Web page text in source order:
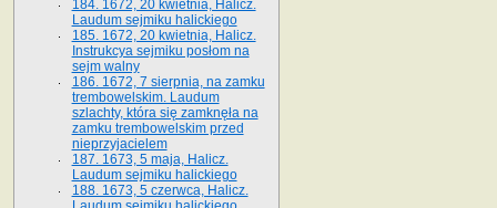
184. 1672, 20 kwietnia, Halicz.
Laudum sejmiku halickiego
185. 1672, 20 kwietnia, Halicz.
Instrukcya sejmiku posłom na
sejm walny
186. 1672, 7 sierpnia, na zamku
trembowelskim. Laudum
szlachty, która się zamknęła na
zamku trembowelskim przed
nieprzyjacielem
187. 1673, 5 maja, Halicz.
Laudum sejmiku halickiego
188. 1673, 5 czerwca, Halicz.